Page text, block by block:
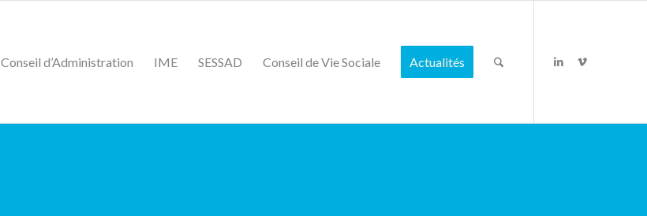
Conseil d’Administration IME SESSAD Conseil de Vie Sociale Actualités